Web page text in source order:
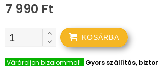
7 990 Ft
KOSÁRBA
Várároljon bizalommal!
Gyors szállítás,